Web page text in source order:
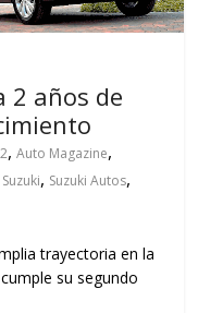
2 años de
,Auto Magazine,
Suzuki, Suzuki Autos,
trayectoria en la
su segundo